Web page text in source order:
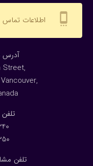
settings_cell اطلاعات تماس
:آدرس
Street,
تلفن